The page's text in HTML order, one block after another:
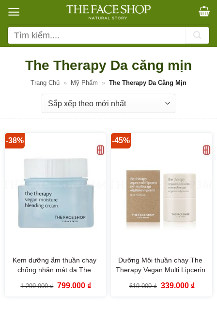
qua
nội
dung
Tìm
kiếm:
The Therapy Da căng mịn
Trang Chủ » Mỹ Phẩm » The Therapy Da Căng Mịn
-38%
Kem dưỡng ẩm thuần chay
chống nhăn mát da The
Blending Cream 60ml The
1.299.000₫ Giá
799.000 ₫Giá
-45%
Dưỡng Môi thuần chay The
Therapy Vegan Multi Lipcerin
619.000₫ Giá
339.000 ₫Giá